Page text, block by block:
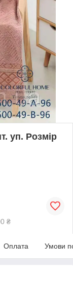
уп. Розмір
₴
Оплата Умови